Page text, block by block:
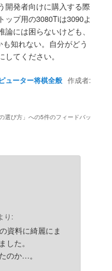
開発者向けに購入する際
プ用の3080Tiは3090よ
には困らないけども、
知れない。自分がどう
てください。
ューター将棋全般 作成者:
選び方 」への5件のフィードバッ
り:
資料に綺麗にま
した。
のか…。